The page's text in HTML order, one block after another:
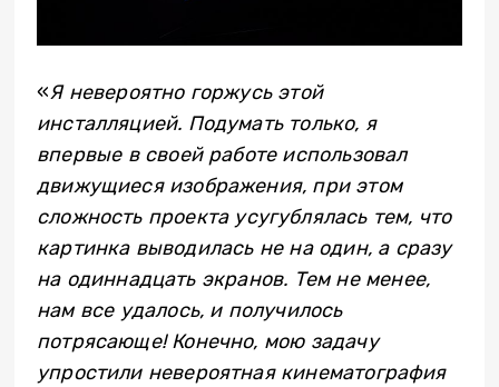
«Я невероятно горжусь этой
инсталляцией. Подумать только, я
впервые в своей работе использовал
движущиеся изображения, при этом
сложность проекта усугублялась тем, что
картинка выводилась не на один, а сразу
на одиннадцать экранов. Тем не менее,
нам все удалось, и получилось
потрясающе! Конечно, мою задачу
упростили невероятная кинематография